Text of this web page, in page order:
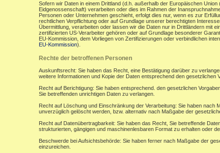
Sofern wir Daten in einem Drittland (d.h. außerhalb der Europäischen
Eidgenossenschaft) verarbeiten oder dies im Rahmen der
Personen oder Unternehmen geschieht, erfolgt dies nur, wenn es zur
rechtlichen Verpflichtung oder auf Grundlage unserer berechtigten
Übermittlung, verarbeiten oder lassen wir die Daten nur in Drittländern mit
zertifizierten US-Verarbeiter gehören oder auf Grundlage besonderer
EU-Kommission, dem Vorliegen von Zertifizierungen oder verbindlichen
EU-Kommission).
Rechte der betroffenen Personen
Auskunftsrecht: Sie haben das Recht, eine Bestätigung darüber zu
weitere Informationen und Kopie der Daten entsprechend den gesetzlichen
Recht auf Berichtigung: Sie haben entsprechend. den gesetzlichen
Sie betreffenden unrichtigen Daten zu verlangen.
Recht auf Löschung und Einschränkung der Verarbeitung: Sie haben
unverzüglich gelöscht werden, bzw. alternativ nach Maßgabe der
Recht auf Datenübertragbarkeit: Sie haben das Recht, Sie betreffende
strukturierten, gängigen und maschinenlesbaren Format zu erhalten oder
Beschwerde bei Aufsichtsbehörde: Sie haben ferner nach Maßgabe der
einzureichen.